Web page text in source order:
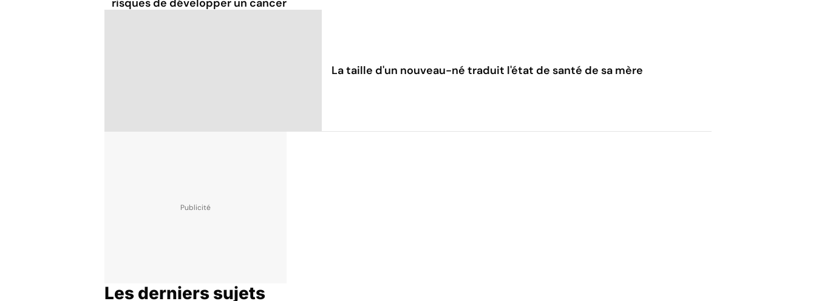
risques de développer un cancer
La taille d'un nouveau-né traduit l'état de santé de sa mère
Les derniers sujets